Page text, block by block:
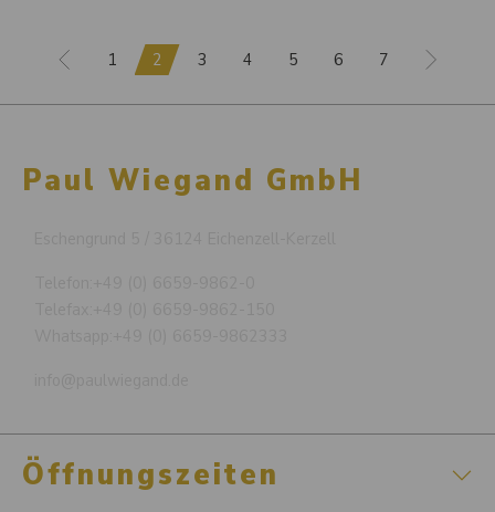
1 2 3 4 5 6 7
Paul Wiegand GmbH
Öffnungszeiten